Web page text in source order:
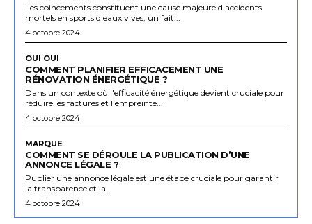
Les coincements constituent une cause majeure d'accidents
mortels en sports d'eaux vives, un fait...
4 octobre 2024
OUI OUI
COMMENT PLANIFIER EFFICACEMENT UNE
RÉNOVATION ÉNERGÉTIQUE ?
Dans un contexte où l'efficacité énergétique devient cruciale pour
réduire les factures et l'empreinte...
4 octobre 2024
MARQUE
COMMENT SE DÉROULE LA PUBLICATION D’UNE
ANNONCE LÉGALE ?
Publier une annonce légale est une étape cruciale pour garantir
la transparence et la...
4 octobre 2024